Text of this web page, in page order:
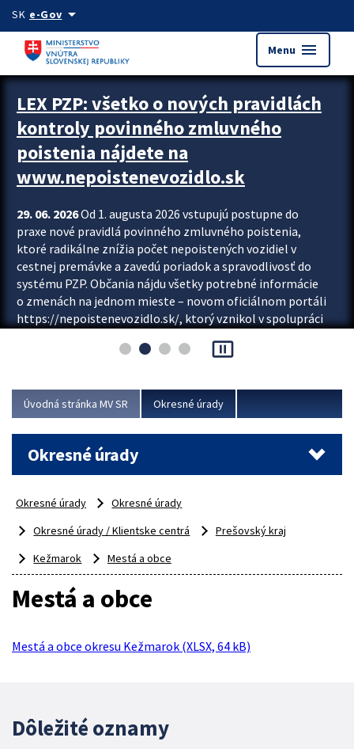
Preskocit na hlavný obsah
SK e-Govarrow_drop_down
Menu menu
Zastavit automatický posun upútavok
LEX PZP: všetko o nových pravidlách
kontroly povinného zmluvného
poistenia nájdete na
www.nepoistenevozidlo.sk
29. 06. 2026Od 1. augusta 2026 vstupujú postupne do
praxe nové pravidlá povinného zmluvného poistenia,
ktoré radikálne znížia počet nepoistených vozidiel v
cestnej premávke a zavedú poriadok a spravodlivosť do
systému PZP. Občania nájdu všetky potrebné informácie
o zmenách na jednom mieste – novom oficiálnom portáli
https://nepoistenevozidlo.sk/, ktorý vznikol v spolupráci
asociácie poisťovní (SLASPO) a Ministerstva vnútra SR.
Viac
pause_presentation
Úvodná stránka MV SR Okresné úrady
Okresné úrady
Okresné úrady
Okresné úrady
Okresné úrady / Klientske centrá
Prešovský kraj
Kežmarok
Mestá a obce
Mestá a obce
Mestá a obce okresu Kežmarok (XLSX, 64 kB)
Dôležité oznamy